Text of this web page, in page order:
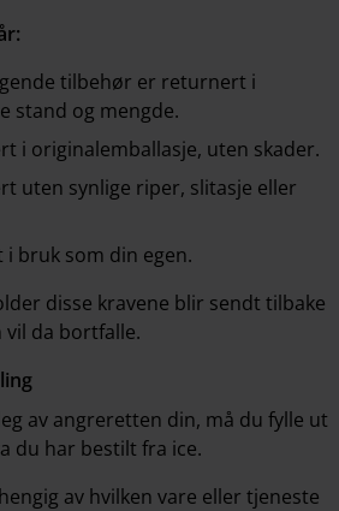
tilbehør er returnert i
stand og mengde.
i originalemballasje, uten skader.
uten synlige riper, slitasje eller
bruk som din egen.
disse kravene blir sendt tilbake
da bortfalle.
av angreretten din, må du fylle ut
du har bestilt fra ice.
av hvilken vare eller tjeneste